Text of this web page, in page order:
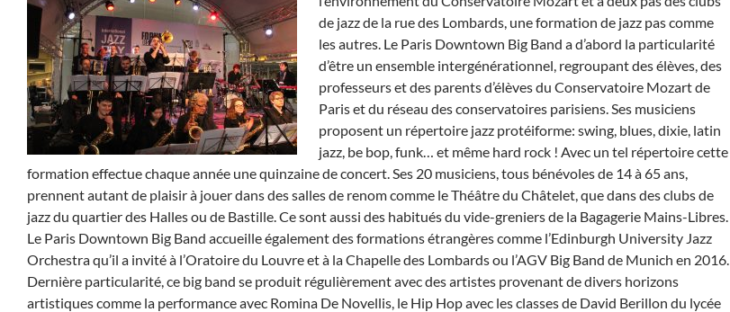
de jazz de la rue des Lombards, une formation de jazz pas comme
les autres. Le Paris Downtown Big Band a d’abord la particularité
d’être un ensemble intergénérationnel, regroupant des élèves, des
professeurs et des parents d’élèves du Conservatoire Mozart de
Paris et du réseau des conservatoires parisiens. Ses musiciens
proposent un répertoire jazz protéiforme: swing, blues, dixie, latin
jazz, be bop, funk… et même hard rock ! Avec un tel répertoire cette
formation effectue chaque année une quinzaine de concert. Ses 20 musiciens, tous bénévoles de 14 à 65 ans,
prennent autant de plaisir à jouer dans des salles de renom comme le Théâtre du Châtelet, que dans des clubs de
jazz du quartier des Halles ou de Bastille. Ce sont aussi des habitués du vide-greniers de la Bagagerie Mains-Libres.
Le Paris Downtown Big Band accueille également des formations étrangères comme l’Edinburgh University Jazz
Orchestra qu’il a invité à l’Oratoire du Louvre et à la Chapelle des Lombards ou l’AGV Big Band de Munich en 2016.
Dernière particularité, ce big band se produit régulièrement avec des artistes provenant de divers horizons
artistiques comme la performance avec Romina De Novellis, le Hip Hop avec les classes de David Berillon du lycée